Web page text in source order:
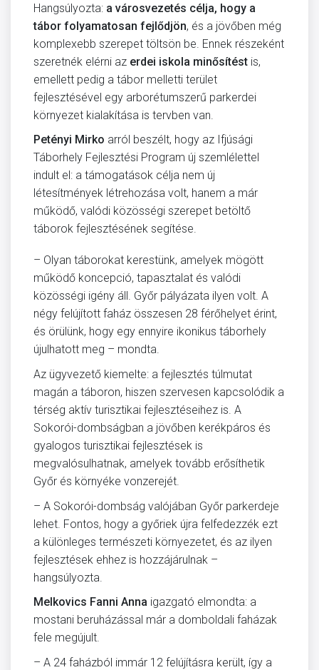
Hangsúlyozta: a városvezetés célja, hogy a
tábor folyamatosan fejlődjön, és a jövőben még
komplexebb szerepet töltsön be. Ennek részeként
szeretnék elérni az erdei iskola minősítést is,
emellett pedig a tábor melletti terület
fejlesztésével egy arborétumszerű parkerdei
környezet kialakítása is tervben van.
Petényi Mirko arról beszélt, hogy az Ifjúsági
Táborhely Fejlesztési Program új szemlélettel
indult el: a támogatások célja nem új
létesítmények létrehozása volt, hanem a már
működő, valódi közösségi szerepet betöltő
táborok fejlesztésének segítése.
– Olyan táborokat kerestünk, amelyek mögött
működő koncepció, tapasztalat és valódi
közösségi igény áll. Győr pályázata ilyen volt. A
négy felújított faház összesen 28 férőhelyet érint,
és örülünk, hogy egy ennyire ikonikus táborhely
újulhatott meg – mondta.
Az ügyvezető kiemelte: a fejlesztés túlmutat
magán a táboron, hiszen szervesen kapcsolódik a
térség aktív turisztikai fejlesztéseihez is. A
Sokorói-dombságban a jövőben kerékpáros és
gyalogos turisztikai fejlesztések is
megvalósulhatnak, amelyek tovább erősíthetik
Győr és környéke vonzerejét.
– A Sokorói-dombság valójában Győr parkerdeje
lehet. Fontos, hogy a győriek újra felfedezzék ezt
a különleges természeti környezetet, és az ilyen
fejlesztések ehhez is hozzájárulnak –
hangsúlyozta.
Melkovics Fanni Anna igazgató elmondta: a
mostani beruházással már a domboldali faházak
fele megújult.
– A 24 faházból immár 12 felújításra került, így a